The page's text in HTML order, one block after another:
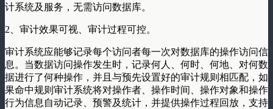
计系统及服务，无需访问数据库。
2、审计效果可视、审计过程可控。
审计系统应能够记录每个访问者每一次对数据库的操作访问信
息。当数据访问操作发生时，记录何人、何时、何地、对何数
据进行了何种操作，并且与预先设置好的审计规则相匹配，如
果命中规则审计系统将对操作者、操作时间、操作对象和操作
行为信息自动记录、预警及统计，并提供操作过程回放，支持